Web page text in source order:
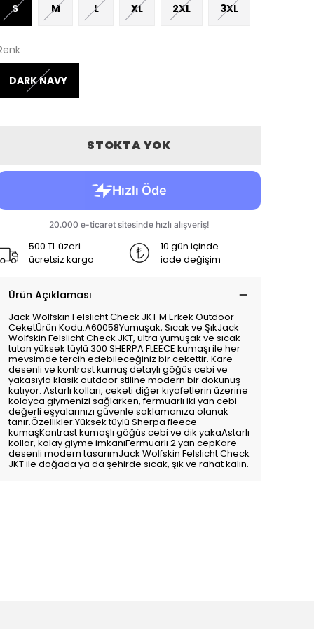
S M L XL 2XL 3XL
DARK NAVY
STOKTA YOK
500 TL üzeri
ücretsiz kargo
10 gün içinde
iade değişim
Ürün Açıklaması
Jack Wolfskin Felslicht Check JKT M Erkek Outdoor
CeketÜrün Kodu:A60058Yumuşak, Sıcak ve ŞıkJack
Wolfskin Felslicht Check JKT, ultra yumuşak ve sıcak
tutan yüksek tüylü 300 SHERPA FLEECE kumaşı ile her
mevsimde tercih edebileceğiniz bir cekettir. Kare
desenli ve kontrast kumaş detaylı göğüs cebi ve
yakasıyla klasik outdoor stiline modern bir dokunuş
katıyor. Astarlı kolları, ceketi diğer kıyafetlerin üzerine
kolayca giymenizi sağlarken, fermuarlı iki yan cebi
değerli eşyalarınızı güvenle saklamanıza olanak
tanır.Özellikler:Yüksek tüylü Sherpa fleece
kumaşKontrast kumaşlı göğüs cebi ve dik yakaAstarlı
kollar, kolay giyme imkanıFermuarlı 2 yan cepKare
desenli modern tasarımJack Wolfskin Felslicht Check
JKT ile doğada ya da şehirde sıcak, şık ve rahat kalın.